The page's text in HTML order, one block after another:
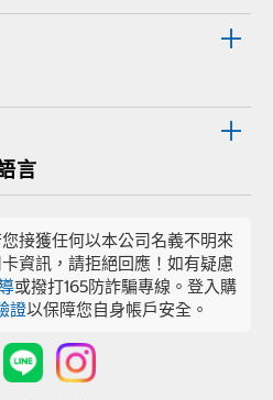
言
接獲任何以本公司名義不明來
資訊，請拒絕回應！如有疑慮
或撥打165防詐騙專線。登入購
證以保障您自身帳戶安全。